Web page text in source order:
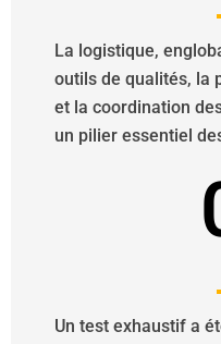
La logistique,
outils de qualités, la
et la coordination
un pilier essentiel
Un test exhaustif a